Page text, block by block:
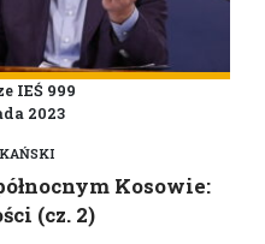
IEŚ 999
2023
Kosowie:
(cz. 2)